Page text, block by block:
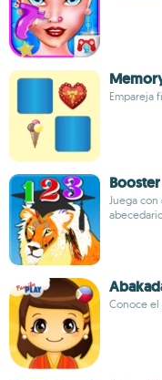
Empareja
Juega con
Conoce